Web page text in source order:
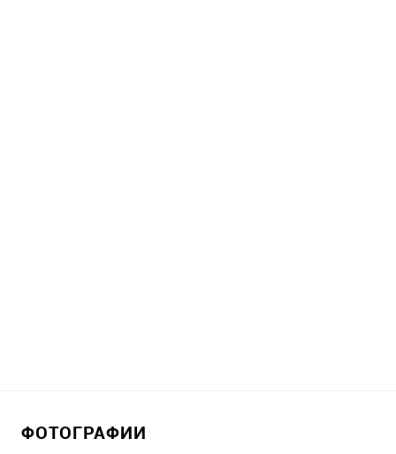
ФОТОГРАФИИ